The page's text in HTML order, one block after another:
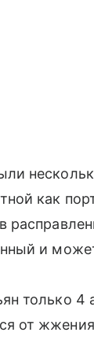
как
и
только 4
от